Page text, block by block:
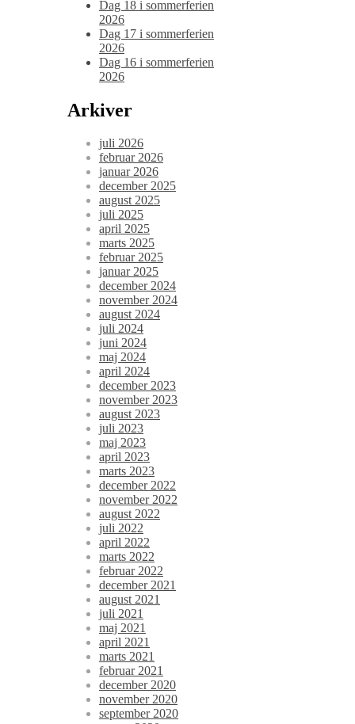
Dag 18 i sommerferien
2026
Dag 17 i sommerferien
2026
Dag 16 i sommerferien
2026
Arkiver
juli 2026
februar 2026
januar 2026
december 2025
august 2025
juli 2025
april 2025
marts 2025
februar 2025
januar 2025
december 2024
november 2024
august 2024
juli 2024
juni 2024
maj 2024
april 2024
december 2023
november 2023
august 2023
juli 2023
maj 2023
april 2023
marts 2023
december 2022
november 2022
august 2022
juli 2022
april 2022
marts 2022
februar 2022
december 2021
august 2021
juli 2021
maj 2021
april 2021
marts 2021
februar 2021
december 2020
november 2020
september 2020